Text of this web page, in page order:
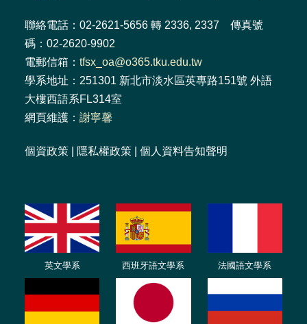
聯絡電話：02-2621-5656 轉 2336, 2337 傳真號
碼：02-2620-9902
電郵信箱： tfsx_oa@o365.tku.edu.tw
學系地址：251301 新北市淡水區英專路151號 外語
大樓西語系FL314室
網頁維護： 謝寧馨
個資政策 隱私權政策 個人資料告知聲明
英文學系 西班牙語文學系 法國語文學系